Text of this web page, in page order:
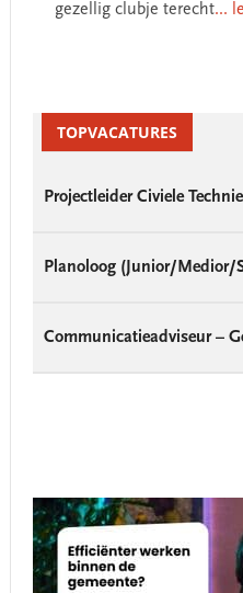
gezellig clubje terecht...
SidebarTOPVACATURES
Projectleider Civiele
Planoloog (Junior/Medior/
Communicatieadviseur –